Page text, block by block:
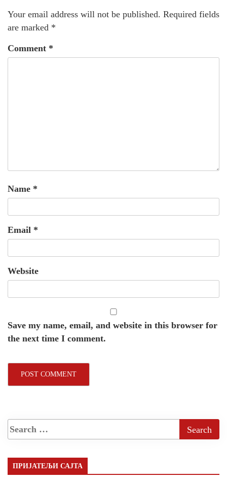
Your email address will not be published. Required fields
are marked *
Comment *
Name *
Email *
Website
Save my name, email, and website in this browser for
the next time I comment.
ПРИЈАТЕЉИ САЈТА